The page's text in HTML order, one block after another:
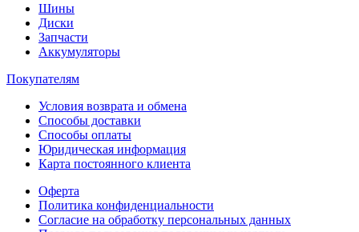
Шины
Диски
Запчасти
Аккумуляторы
Покупателям
Условия возврата и обмена
Способы доставки
Способы оплаты
Юридическая информация
Карта постоянного клиента
Оферта
Политика конфиденциальности
Согласие на обработку персональных данных